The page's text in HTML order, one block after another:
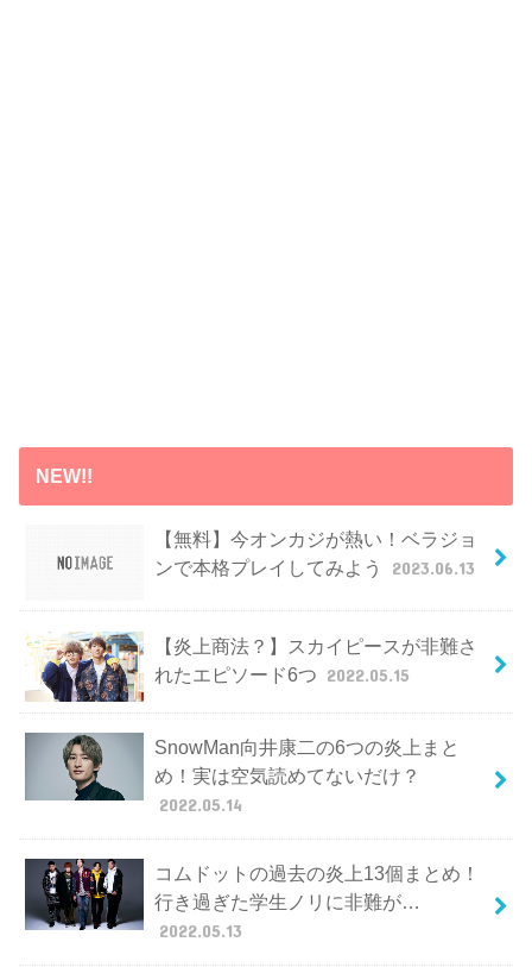
NEW!!
【無料】今オンカジが熱い！ベラジョ
ンで本格プレイしてみよう
2023.06.13
【炎上商法？】スカイピースが非難さ
れたエピソード6つ 2022.05.15
SnowMan向井康二の6つの炎上まと
め！実は空気読めてないだけ？
2022.05.14
コムドットの過去の炎上13個まとめ！
行き過ぎた学生ノリに非難が…
2022.05.13